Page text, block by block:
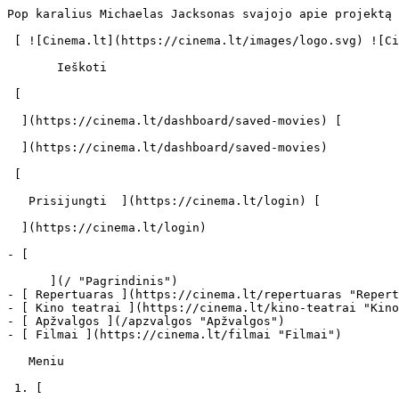
Pop karalius Michaelas Jacksonas svajojo apie projektą su „Cirque du Soleil“ - cinema.lt                            Ieškoti     

 [ ![Cinema.lt](https://cinema.lt/images/logo.svg) ![Cinema.lt](https://cinema.lt/images/favicon.svg) ](https://cinema.lt "Cinema.lt")

       Ieškoti     

 [  

  ](https://cinema.lt/dashboard/saved-movies) [  

  ](https://cinema.lt/dashboard/saved-movies)

 [  

   Prisijungti  ](https://cinema.lt/login) [  

  ](https://cinema.lt/login) 

- [  

      ](/ "Pagrindinis")
- [ Repertuaras ](https://cinema.lt/repertuaras "Repertuaras")
- [ Kino teatrai ](https://cinema.lt/kino-teatrai "Kino teatrai")
- [ Apžvalgos ](/apzvalgos "Apžvalgos")
- [ Filmai ](https://cinema.lt/filmai "Filmai")

   Meniu   

 1. [ 

      cinema.lt  ](/)
2. [  Naujienos  ](https://cinema.lt/naujienos)
3. Pop karalius Michaelas Jacksonas svajojo apie projektą su „Cirque du Soleil“

Pop karalius Michaelas Jacksonas svajojo apie projektą su „Cirque du Soleil“
============================================================================

Garsiausias pasaulio dainininkas, sukėlęs šokio ir muzikos revoliuciją, pop karaliaus vardą iškovojęs Michaelas Jacksonas, garsėjęs savita filosofija ir meile muzikai visuomet buvo aistringas „Cirque du Soleil" gerbėjas. Žavėjęsis Kanados cirko pasirodymais muzikantas ilgus metus svajojo apie bendrą jo ir „Cirque du Soleil" projektą. Deja, įgyvendinti savo svajonės nebespėjo...

Po muzikanto mirties 2009-aisiais, „Cirque du Soleil", šiuo metu pasaulyje pristatantis per dvidešimt skirtingų pasirodymų, nusprendė, jog nepavykus bendram jųdviejų projektui privalo atiduoti duoklę M. Jacksonui. Būtent todėl gimė pop karaliui skirtas pasaulinis pasirodymų turas „Michael Jackson: The Immortal World Tour", paremtas pop karaliaus kūryba. Cirko trupės artistai šį pasirodymą vadina jų, kaip dainininko talento gerbėjų, dovana M.Jacksonui ir malonumu savo sielai.

Didžiąją dalį šio pasirodymo artistų sudaro „Cirque du Soleil" trupės nariai, prie kurių prisijungė kviestiniai muzikantai, aktoriai bei ilgus metus su M.Jacksonu gastroliavusios trupės nariai. Pasirodymo režisierius Jamie Kingas 1992-1994 metais buvo pagrindiniu koncertinio turo „Dangerous" šokėju; muzikos režisierius Gregas Phillinganesas dirbo ties dauguma muzikanto albumų, o garsus Niujorko dizaineris Zaldy Goco kūrė kostiumus taip ir neįvykusiam paskutiniam pop karaliaus projektui „This is it".

„The Immortal" - tai „Cirque du Soleil" M.Jacksonui sukurtas pasaulis, kuriame vyrauja jo muzika, šokiai ir filosofija, persipinanti su stulbinančiais akrobatiniais Kanados cirko trupės pasirodymais. Penkis mėnesius aktyviai kurtas pasirodymas šiuo metu rodomas Europos arenų scenose. Gaila, be paties pop karaliaus...

Ilgametis M. Jacksono choreografas Travisas Payne pripažįsta, jog sudėtingiausia užduotis buvo sukurti šou be Michaelo. „Kurdamas pasirodymą dirbau taip, lyg Michaelas stovėtų man už nugaros ir viską stebėtų", - pasakojo choreografas. Šokėjų ir artistų trupė - išties tarptautinė: čia petys petin šoka japonai ir prancūzai, amerikiečiai ir rusai, kai kurie dėl kalbos barjero nesupranta vienas kito, tačiau sinchroniškai juda kartu. Juos vienija meilė Michaelo Jacksono sukurtam pasauliui ir jo kūrybai.

Pasirodymo veiksmas vyksta dainininko rančoje „Neverland", o įspūdingiausi pasirodymo numeriai atliekami skambant tokiems hitams kaip „They Don't Care About Us", „Thriller" ir „Smooth Criminal".

Panašu, jog „Cirque du Soleil" dėka žmonės tampa laimingesni. Išpildžiusi ilgametę Michaelo Jacksono svajonę cirko trupė ėmėsi pildyti režisieriaus ir prodiuserio Jameso Camerono troškimą įspūdingus cirko pasirodymus perteikti kine.

Mia (Eica Linz) ir Oro akrobatas (Igor Zaripov) - du išskirti įsimylėjėliai, bandantys susibėgti draugėn, skrosdami neįtikėtiną muzikos, cirko šou, akrobatikos, keturių stichijų ir neįtikėtinų pasirodymų pasaulį, visu savo grožiu atsiveriantį tiesiai prieš žiūrovo akis. Nepamirštamas emocijas 3D formatu dovanojantis „Cirque du Soleil" pasirodymas Lietuvos kine žibės nuo gruodžio 28 dienos.

 Dalintis

 [ ![Facebook](https://cinema.lt/images/socials/facebook_icon.svg) ](https://www.facebook.com/sharer/